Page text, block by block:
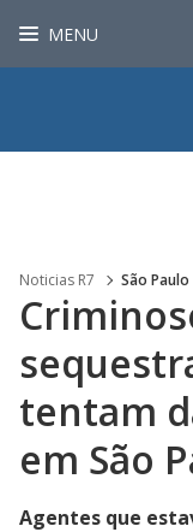
MENU
Noticias R7 São Paulo
tentam
em São
Agentes que